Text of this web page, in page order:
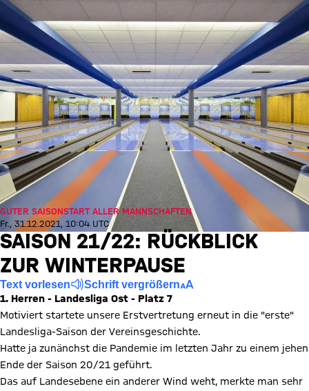
GUTER SAISONSTART ALLER MANNSCHAFTEN
Fr., 31.12.2021, 10:04 UTC
SAISON 21/22: RÜCKBLICK
ZUR WINTERPAUSE
Text vorlesen Schrift vergrößern
1. Herren - Landesliga Ost - Platz 7
Motiviert startete unsere Erstvertretung erneut in die "erste"
Landesliga-Saison der Vereinsgeschichte.
Hatte ja zunänchst die Pandemie im letzten Jahr zu einem jehen
Ende der Saison 20/21 geführt.
Das auf Landesebene ein anderer Wind weht, merkte man sehr